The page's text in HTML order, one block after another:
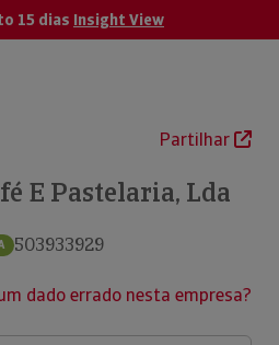
15 dias Insight View
Partilhar
E Pastelaria, Lda
503933929
dado errado nesta empresa?